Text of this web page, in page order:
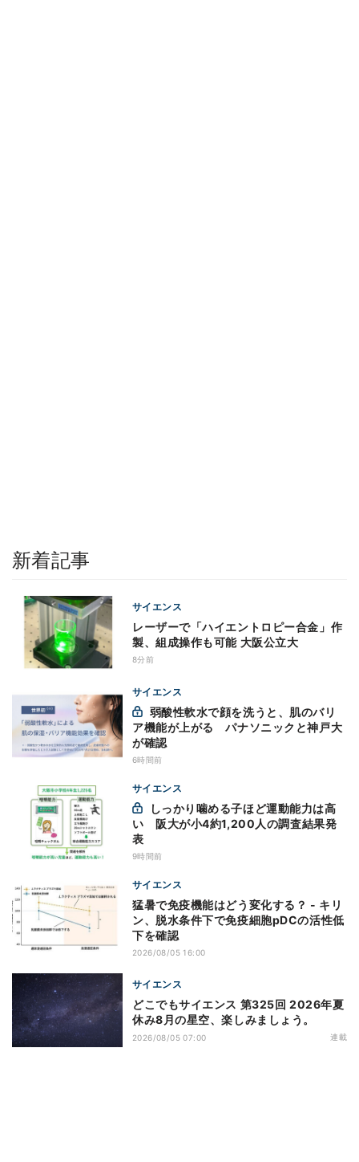
新着記事
サイエンス
レーザーで「ハイエントロピー合金」作
製、組成操作も可能 大阪公立大
8分前
サイエンス
ア機能が上がる パナソニックと神戸大
が確認
6時間前
サイエンス
い 阪大が小4約1,200人の調査結果発
表
9時間前
サイエンス
猛暑で免疫機能はどう変化する？ - キリ
ン、脱水条件下で免疫細胞pDCの活性低
下を確認
2026/08/05 16:00
サイエンス
どこでもサイエンス 第325回 2026年夏
休み8月の星空、楽しみましょう。
2026/08/05 07:00 連載